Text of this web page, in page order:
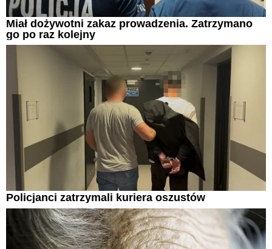
Miał dożywotni zakaz prowadzenia. Zatrzymano
go po raz kolejny
Policjanci zatrzymali kuriera oszustów